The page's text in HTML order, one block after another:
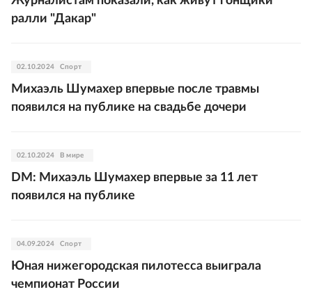
ралли "Дакар"
02.10.2024 Спорт
Михаэль Шумахер впервые после травмы
появился на публике на свадьбе дочери
02.10.2024 В мире
DM: Михаэль Шумахер впервые за 11 лет
появился на публике
04.09.2024 Спорт
Юная нижегородская пилотесса выиграла
чемпионат России